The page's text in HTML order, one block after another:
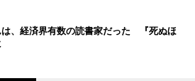
、経済界有数の読書家だった 『死ぬほ